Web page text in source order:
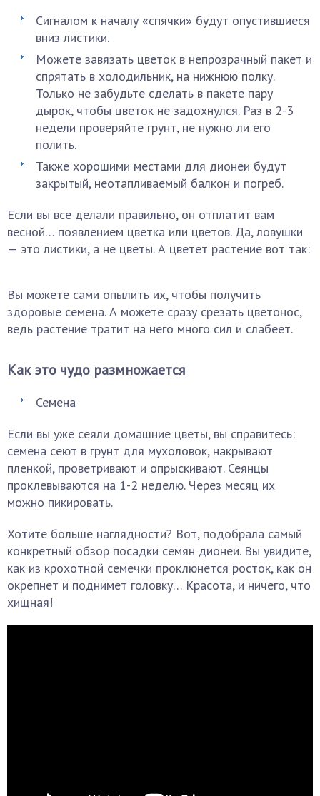
Сигналом к началу «спячки» будут опустившиеся
вниз листики.
Можете завязать цветок в непрозрачный пакет и
спрятать в холодильник, на нижнюю полку.
Только не забудьте сделать в пакете пару
дырок, чтобы цветок не задохнулся. Раз в 2-3
недели проверяйте грунт, не нужно ли его
полить.
Также хорошими местами для дионеи будут
закрытый, неотапливаемый балкон и погреб.
Если вы все делали правильно, он отплатит вам
весной… появлением цветка или цветов. Да, ловушки
— это листики, а не цветы. А цветет растение вот так:
Вы можете сами опылить их, чтобы получить
здоровые семена. А можете сразу срезать цветонос,
ведь растение тратит на него много сил и слабеет.
Как это чудо размножается
Семена
Если вы уже сеяли домашние цветы, вы справитесь:
семена сеют в грунт для мухоловок, накрывают
пленкой, проветривают и опрыскивают. Сеянцы
проклевываются на 1-2 неделю. Через месяц их
можно пикировать.
Хотите больше наглядности? Вот, подобрала самый
конкретный обзор посадки семян дионеи. Вы увидите,
как из крохотной семечки проклюнется росток, как он
окрепнет и поднимет головку… Красота, и ничего, что
хищная!